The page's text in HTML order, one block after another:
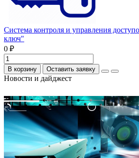
Система контроля и управления
ключ"
0 ₽
В корзину Оставить заявку
Новости и дайджест